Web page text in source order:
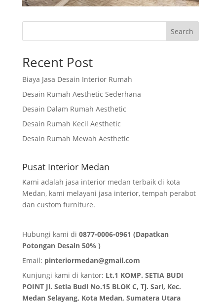
Search
Recent Post
Biaya Jasa Desain Interior Rumah
Desain Rumah Aesthetic Sederhana
Desain Dalam Rumah Aesthetic
Desain Rumah Kecil Aesthetic
Desain Rumah Mewah Aesthetic
Pusat Interior Medan
Kami adalah jasa interior medan terbaik di kota
Medan, kami melayani jasa interior, tempah perabot
dan custom furniture.
Hubungi kami di 0877-0006-0961 (Dapatkan
Potongan Desain 50% )
Email: pinteriormedan@gmail.com
Kunjungi kami di kantor: Lt.1 KOMP. SETIA BUDI
POINT Jl. Setia Budi No.15 BLOK C, Tj. Sari, Kec.
Medan Selayang, Kota Medan, Sumatera Utara